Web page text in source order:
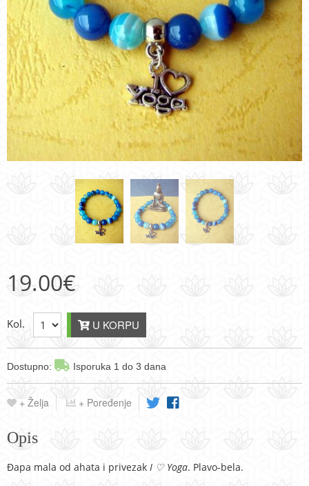
19.00€
Kol. U KORPU
Dostupno: Isporuka 1 do 3 dana
+ Želja + Poređenje
Opis
Đapa mala od ahata i privezak I ♡ Yoga. Plavo-bela.